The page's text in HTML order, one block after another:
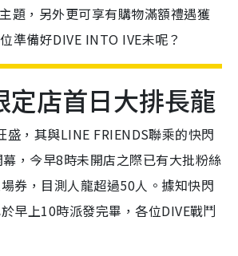
題，另外更可享有購物滿額禮遇獲
準備好DIVE INTO IVE未呢？
定店首日大排長龍
盛，其與LINE FRIENDS聯乘的快閃
，今早8時未開店之際已有大批粉絲
券，目測人龍超過50人。據知快閃
早上10時派發完畢，各位DIVE戰鬥